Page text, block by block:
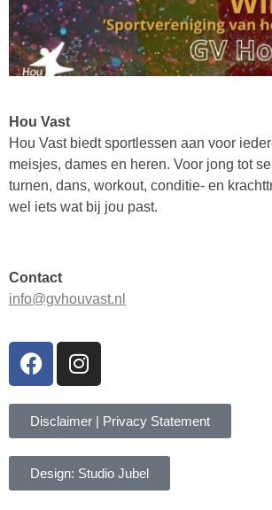
Hou Vast
Hou Vast biedt sportlessen aan voor
meisjes, dames en heren. Voor jong tot
turnen, dans, workout, conditie- en
wel iets wat bij jou past.
Contact
info@gvhouvast.nl
Disclaimer | Privacy Statement
Design: Studio Jubel